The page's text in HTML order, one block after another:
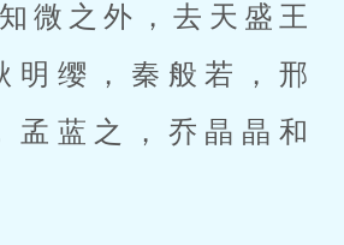
微之外，去天盛王
明缨，秦般若，邢
孟蓝之，乔晶晶和